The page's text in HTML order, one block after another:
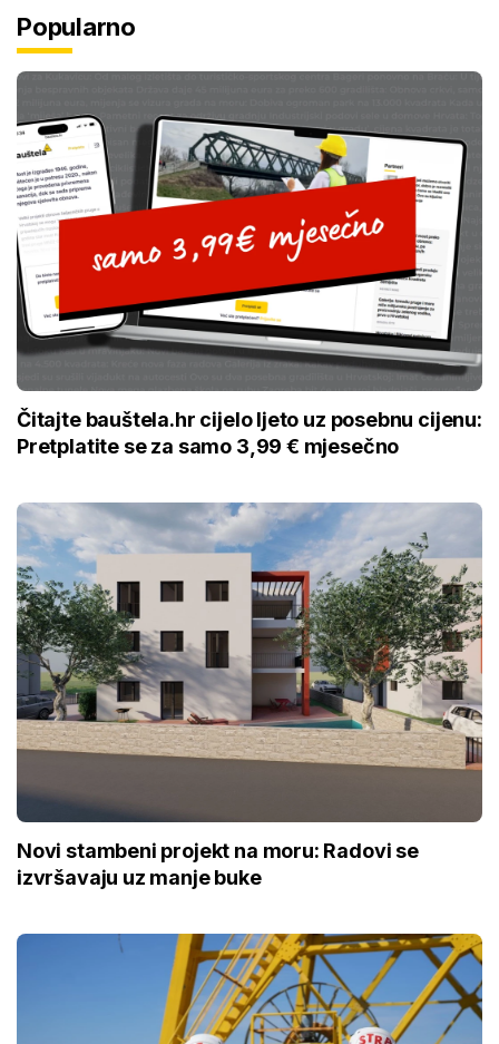
Popularno
Čitajte bauštela.hr cijelo ljeto uz posebnu cijenu:
Pretplatite se za samo 3,99 € mjesečno
Novi stambeni projekt na moru: Radovi se
izvršavaju uz manje buke